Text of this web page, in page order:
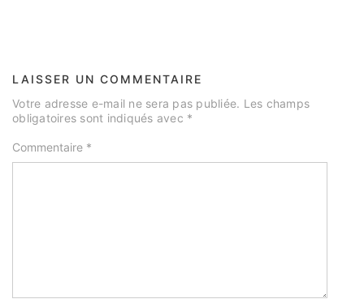
LAISSER UN COMMENTAIRE
Votre adresse e-mail ne sera pas publiée. Les champs
obligatoires sont indiqués avec *
Commentaire *